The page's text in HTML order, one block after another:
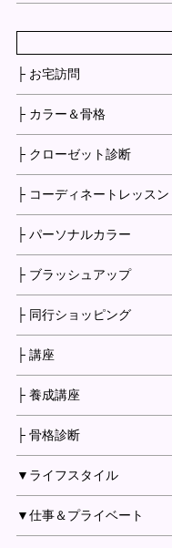
├ お宅訪問
├ カラー＆骨格
├ クローゼット診断
├ コーディネートレッスン
├ パーソナルカラー
├ ブラッシュアップ
├ 同行ショッピング
├ 講座
├ 養成講座
├ 骨格診断
▼ライフスタイル
▼仕事＆プライベート